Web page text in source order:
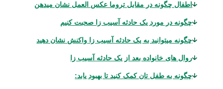
اطفال چگونه در مقابل تروما عکس العمل نشان میدهن
چگونه در مورد یک حادثه آسیب زا صحبت کنیم
چگونه میتوانید به یک حادثه آسیب زا واکنش نشان دهید
روال های خانواده بعد از یک حادثه آسیب زا
چگونه به طفل تان کمک کنید تا بهبود یابد: